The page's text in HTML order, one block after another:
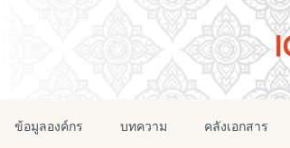
ข้อมูลองค์กร บทความ คลังเอกสาร